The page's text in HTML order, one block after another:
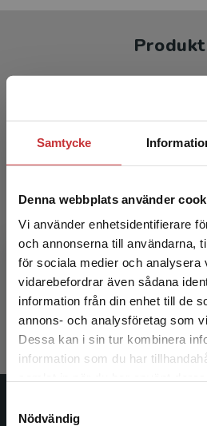
Samtycke
Denna webbplats använder
Vi använder enhetsidentifierare
och annonserna till användarna,
för sociala medier och analysera
vidarebefordrar även sådana
information från din enhet till de
annons- och analysföretag som
Dessa kan i sin tur kombinera
information som du har
Nödvändig
Begränsad
Det verkar som att du
studentlitteratur.se via en
Vi erbjuder inte leveranser
Struktur, kultur,
Johansson, O -
402 krinkl. moms
Exkl. moms: 379 kr
Studentlitteratur